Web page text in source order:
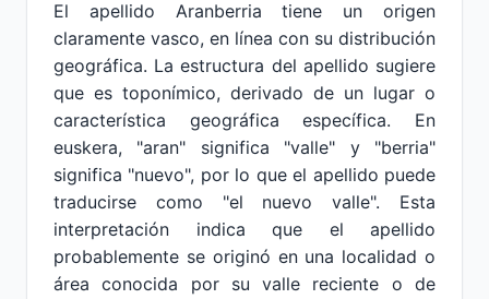
El apellido Aranberria tiene un origen
claramente vasco, en línea con su distribución
geográfica. La estructura del apellido sugiere
que es toponímico, derivado de un lugar o
característica geográfica específica. En
euskera, "aran" significa "valle" y "berria"
significa "nuevo", por lo que el apellido puede
traducirse como "el nuevo valle". Esta
interpretación indica que el apellido
probablemente se originó en una localidad o
área conocida por su valle reciente o de